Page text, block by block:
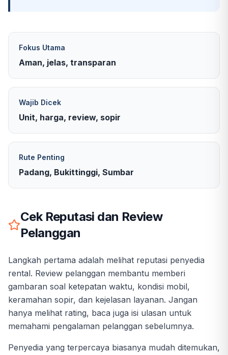
Fokus Utama
Aman, jelas, transparan
Wajib Dicek
Unit, harga, review, sopir
Rute Penting
Padang, Bukittinggi, Sumbar
Cek Reputasi dan Review
Pelanggan
Langkah pertama adalah melihat reputasi penyedia
rental. Review pelanggan membantu memberi
gambaran soal ketepatan waktu, kondisi mobil,
keramahan sopir, dan kejelasan layanan. Jangan
hanya melihat rating, baca juga isi ulasan untuk
memahami pengalaman pelanggan sebelumnya.
Penyedia yang terpercaya biasanya mudah ditemukan,